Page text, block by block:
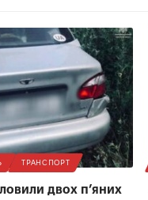
ТРАНСПОРТ
двох п’яних